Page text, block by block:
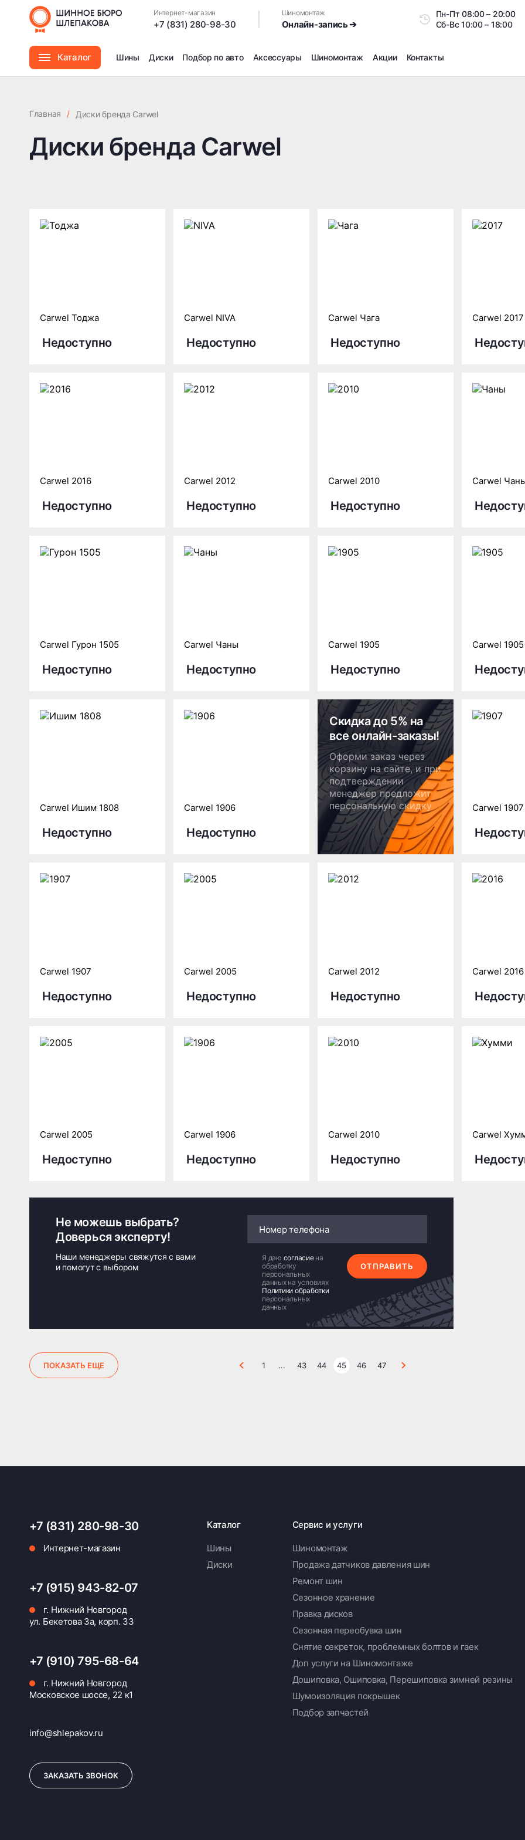
Интернет-магазин
+7 (831) 280-98-30
Шиномонтаж
Онлайн-запись ➔
Пн-Пт08:00 –
Сб-Вс10:00 – 18:00
Каталог Шины Диски Подбор по авто Аксессуары Шиномонтаж
Сезонное хранение
Правка дисков
Дошиповка, Ошиповка, Перешиповка зимней резины
Акции Контакты
Главная / Диски бренда Carwel
Диски бренда Carwel
Carwel Тоджа
Недоступно
Carwel NIVA
Недоступно
Carwel Чага
Недоступно
Carwel 2017
Carwel 2016
Недоступно
Carwel 2012
Недоступно
Carwel 2010
Недоступно
Carwel
Carwel Гурон 1505
Недоступно
Carwel Чаны
Недоступно
Carwel 1905
Недоступно
Carwel 1905
Carwel Ишим 1808
Недоступно
Carwel 1906
Недоступно
Carwel 1907
Carwel 1907
Недоступно
Carwel 2005
Недоступно
Carwel 2012
Недоступно
Carwel 2016
Carwel 2005
Недоступно
Carwel 1906
Недоступно
Carwel 2010
Недоступно
Carwel
Скидка до 5% на
все онлайн-заказы!
Оформи заказ через
корзину на сайте, и при
подтверждении
менеджер предложит
персональную скидку
Не можешь выбрать?
Доверься эксперту!
Наши менеджеры свяжутся с вами
и помогут с выбором
Я даю согласие на
обработку
персональных
данных на условиях
Политики обработки
персональных
данных
ОТПРАВИТЬ
ПОКАЗАТЬ ЕЩЕ 1 ... 43 44 45 46 47
+7 (831) 280-98-30
Интернет-магазин
+7 (915) 943-82-07
г. Нижний Новгород
ул. Бекетова 3а, корп. 33
+7 (910) 795-68-64
г. Нижний Новгород
Московское шоссе, 22 к1
info@shlepakov.ru
ЗАКАЗАТЬ ЗВОНОК
Каталог
Шины
Диски
Сервис и услуги
Шиномонтаж
Продажа датчиков давления шин
Ремонт шин
Сезонное хранение
Правка дисков
Сезонная переобувка шин
Снятие секреток, проблемных болтов и гаек
Доп услуги на Шиномонтаже
Дошиповка, Ошиповка, Перешиповка зимней резины
Шумоизоляция покрышек
Подбор запчастей